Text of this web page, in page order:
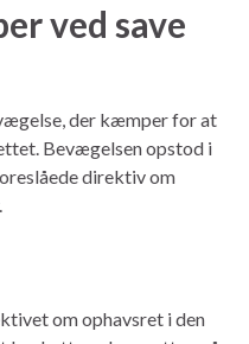
ved save
der kæmper for at
Bevægelsen opstod i
direktiv om
om ophavsret i den